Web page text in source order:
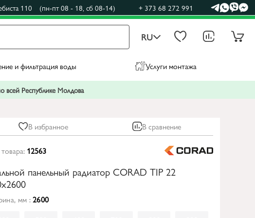
110 (пн-пт 08 - 18, сб 08-14) + 373 68 272 991
RU
и фильтрация воды Услуги монтажа
всей Республике Молдова
В избранное В сравнение
12563
панельный радиатор CORAD TIP 22
мм :2600